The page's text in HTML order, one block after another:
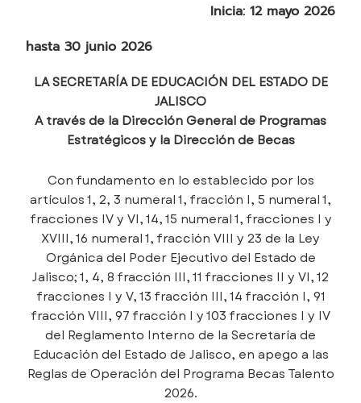
Inicia: 12 mayo 2026
hasta 30 junio 2026
LA SECRETARÍA DE EDUCACIÓN DEL ESTADO DE
JALISCO
A través de la Dirección General de Programas
Estratégicos y la Dirección de Becas
Con fundamento en lo establecido por los
artículos 1, 2, 3 numeral 1, fracción I, 5 numeral 1,
fracciones IV y VI, 14, 15 numeral 1, fracciones I y
XVIII, 16 numeral 1, fracción VIII y 23 de la Ley
Orgánica del Poder Ejecutivo del Estado de
Jalisco; 1, 4, 8 fracción III, 11 fracciones II y VI, 12
fracciones I y V, 13 fracción III, 14 fracción I, 91
fracción VIII, 97 fracción I y 103 fracciones I y IV
del Reglamento Interno de la Secretaría de
Educación del Estado de Jalisco, en apego a las
Reglas de Operación del Programa Becas Talento
2026.